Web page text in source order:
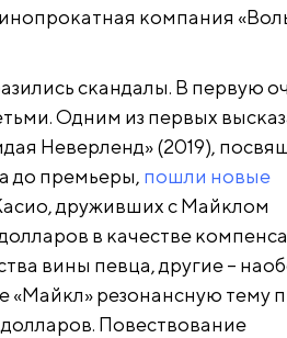
компания
скандалы. В первую
Одним из первых
Неверленд» (2019),
до премьеры, пошли новые
друживших с Майклом
в качестве
вины певца, другие –
«Майкл» резонансную тему
Повествование